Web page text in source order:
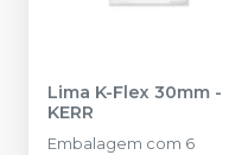
Lima K-Flex 30mm -
KERR
Embalagem com 6